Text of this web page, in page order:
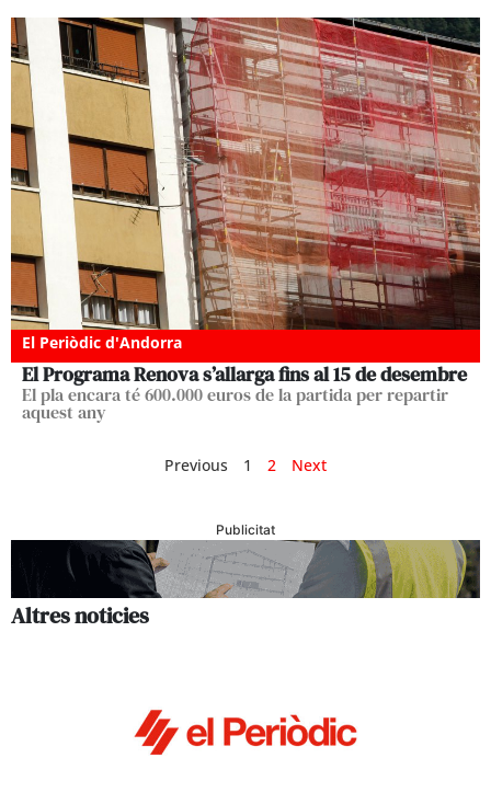
El Periòdic d'Andorra
El Programa Renova s’allarga fins al 15 de desembre
El pla encara té 600.000 euros de la partida per repartir
aquest any
Previous 1 2 Next
Publicitat
Altres noticies